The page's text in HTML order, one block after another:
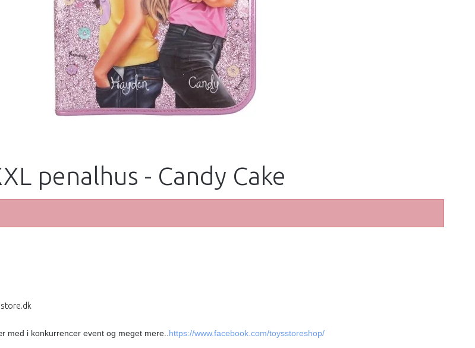
penalhus - Candy Cake
med i konkurrencer event og meget mere..https://www.facebook.com/toysstoreshop/